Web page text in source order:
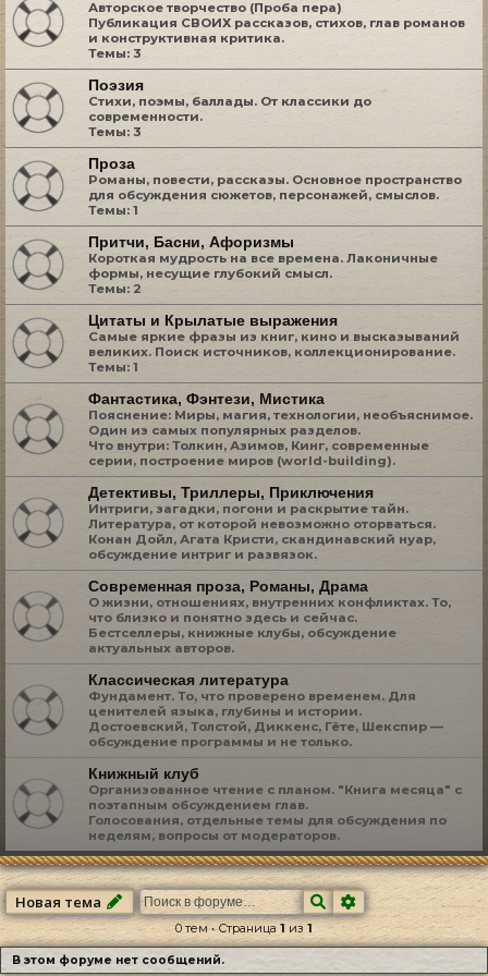
Авторское творчество (Проба пера)
Публикация СВОИХ рассказов, стихов, глав романов
и конструктивная критика.
Темы: 3
Поэзия
Стихи, поэмы, баллады. От классики до
современности.
Темы: 3
Проза
Романы, повести, рассказы. Основное пространство
для обсуждения сюжетов, персонажей, смыслов.
Темы: 1
Притчи, Басни, Афоризмы
Короткая мудрость на все времена. Лаконичные
формы, несущие глубокий смысл.
Темы: 2
Цитаты и Крылатые выражения
Самые яркие фразы из книг, кино и высказываний
великих. Поиск источников, коллекционирование.
Темы: 1
Фантастика, Фэнтези, Мистика
Пояснение: Миры, магия, технологии, необъяснимое.
Один из самых популярных разделов.
Что внутри: Толкин, Азимов, Кинг, современные
серии, построение миров (world-building).
Детективы, Триллеры, Приключения
Интриги, загадки, погони и раскрытие тайн.
Литература, от которой невозможно оторваться.
Конан Дойл, Агата Кристи, скандинавский нуар,
обсуждение интриг и развязок.
Современная проза, Романы, Драма
О жизни, отношениях, внутренних конфликтах. То,
что близко и понятно здесь и сейчас.
Бестселлеры, книжные клубы, обсуждение
актуальных авторов.
Классическая литература
Фундамент. То, что проверено временем. Для
ценителей языка, глубины и истории.
Достоевский, Толстой, Диккенс, Гёте, Шекспир —
обсуждение программы и не только.
Книжный клуб
Организованное чтение с планом. "Книга месяца" с
поэтапным обсуждением глав.
Голосования, отдельные темы для обсуждения по
неделям, вопросы от модераторов.
Новая тема ПоискРасширенный
0 тем • Страница1 из1
В этом форуме нет сообщений.